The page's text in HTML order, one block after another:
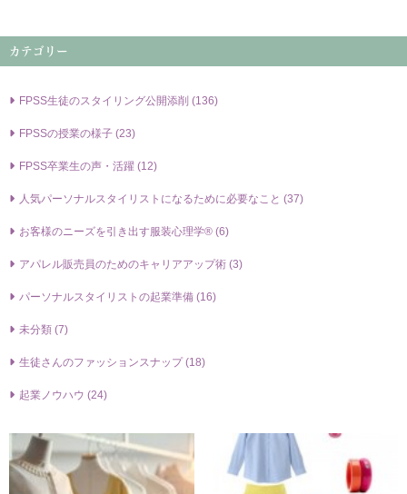
カテゴリー
FPSS⽣徒のスタイリング公開添削 (136)
FPSSの授業の様⼦ (23)
FPSS卒業⽣の声・活躍 (12)
⼈気パーソナルスタイリストになるために必要なこと (37)
お客様のニーズを引き出す服装⼼理学® (6)
アパレル販売員のためのキャリアアップ術 (3)
パーソナルスタイリストの起業準備 (16)
未分類 (7)
生徒さんのファッションスナップ (18)
起業ノウハウ (24)